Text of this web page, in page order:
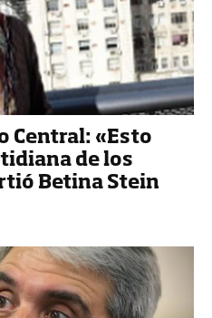
Central: «Esto
de los
Betina Stein